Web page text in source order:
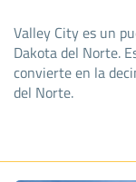
Valley City es un
Dakota del Norte.
convierte en la
del Norte.